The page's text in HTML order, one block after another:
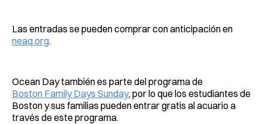
Las entradas se pueden comprar con anticipación en
neaq.org.
Ocean Day también es parte del programa de
Boston Family Days Sunday, por lo que los estudiantes de
Boston y sus familias pueden entrar gratis al acuario a
través de este programa.